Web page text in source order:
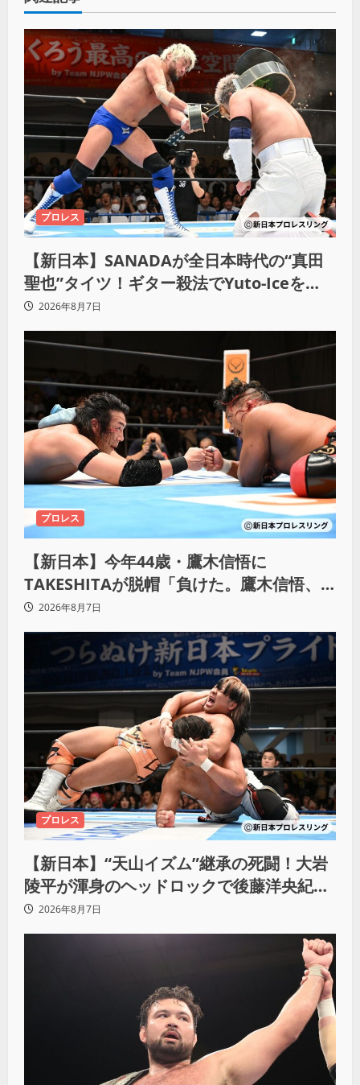
プロレス
【新日本】SANADAが全日本時代の“真田
聖也”タイツ！ギター殺法でYuto-Iceを
KO「俺と闘う時は考えろ。感じるな」
2026年8月7日
プロレス
【新日本】今年44歳・鷹木信悟に
TAKESHITAが脱帽「負けた。鷹木信悟、
強いわ！」
2026年8月7日
プロレス
【新日本】“天山イズム”継承の死闘！大岩
陵平が渾身のヘッドロックで後藤洋央紀か
らタップ奪取 執念の「リベンジ＆4勝目」
2026年8月7日